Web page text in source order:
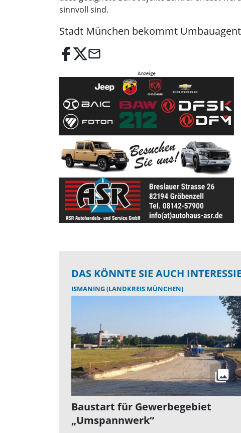
sinnvoll sind.
Stadt München bekommt
email
DAS KÖNNTE SIE AUCH
ISMANING (LANDKREIS MÜNCHEN)
Baustart für Gewerbegebiet
„Umspannwerk“